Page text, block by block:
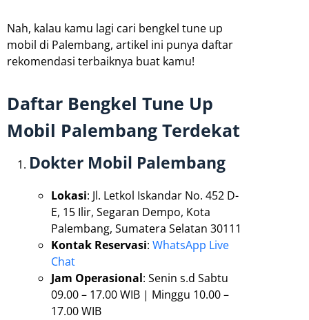
Nah, kalau kamu lagi cari bengkel tune up
mobil di Palembang, artikel ini punya daftar
rekomendasi terbaiknya buat kamu!
Daftar Bengkel Tune Up
Mobil Palembang Terdekat
Dokter Mobil Palembang
Lokasi: Jl. Letkol Iskandar No. 452 D-
E, 15 Ilir, Segaran Dempo, Kota
Palembang, Sumatera Selatan 30111
Kontak Reservasi: WhatsApp Live
Chat
Jam Operasional: Senin s.d Sabtu
09.00 – 17.00 WIB | Minggu 10.00 –
17.00 WIB